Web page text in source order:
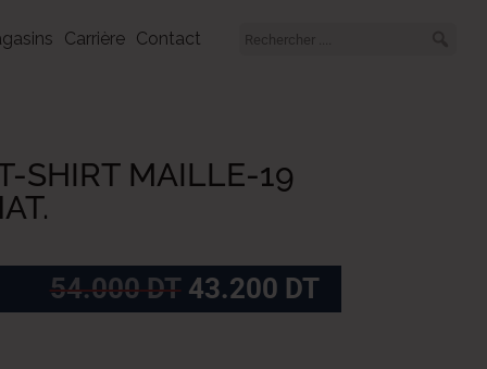
Carrière Contact
SHIRT MAILLE-19
54.000DT Le
prix
43.200 DTLe
prix